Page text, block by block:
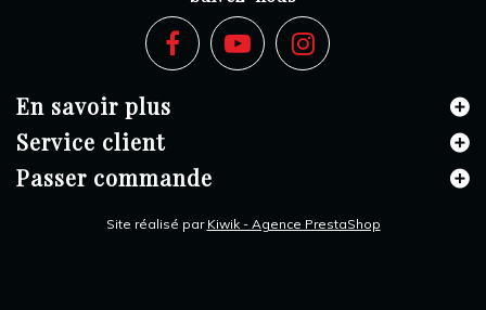
En savoir plus
Service client
Passer commande
Site réalisé par Kiwik - Agence PrestaShop